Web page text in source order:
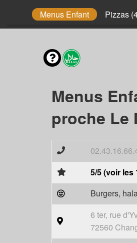
Menus Enfant Pizzas
Menus
proche Le
5/5 (voir les
Burgers,
6 ter, rue
72560